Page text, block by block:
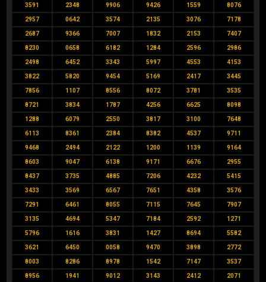
3591 2348 9906 9426 1559 8076
2957 0642 3574 2135 3076 7178
2687 9366 7007 1832 2153 7407
8230 0658 6182 1284 2596 2986
2498 6452 3343 5997 4553 4153
3822 5820 9454 5169 2417 3445
7856 1107 8556 8072 3781 3535
8721 3834 1787 4256 6625 8098
1288 6079 2550 3817 3100 7648
6113 8361 2384 8382 4537 9711
9468 2494 2122 1200 1139 9164
8603 9047 6138 9171 6676 2955
8437 3735 4885 7206 4232 5415
3433 3569 6567 7651 4358 3576
7291 6461 8055 7115 7645 7907
3135 4694 5347 7184 2592 1271
5796 1616 3831 1427 8694 5582
3621 6450 0058 9470 3898 2772
8003 8286 8978 1542 7147 3537
8956 1941 9012 3143 2412 2071